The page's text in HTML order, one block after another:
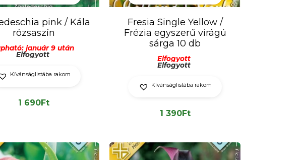
pink / Kála
rózsaszín
január 9 után
Elfogyott
Kívánságlistába rakom
1 690Ft
Fresia Single Yellow /
Frézia egyszerű virágú
sárga 10 db
Elfogyott
Elfogyott
Kívánságlistába rakom
1 390Ft